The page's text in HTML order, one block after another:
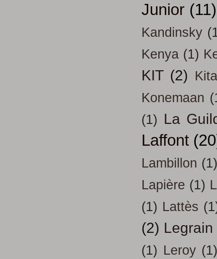
Junior (11)
Kandinsky
Kenya (1)
KIT (2)
Konemaan
(1) La
Laffont
Lambillon (1)
Lapière (1)
(1) Lattès
(2) Legrain
(1) Leroy